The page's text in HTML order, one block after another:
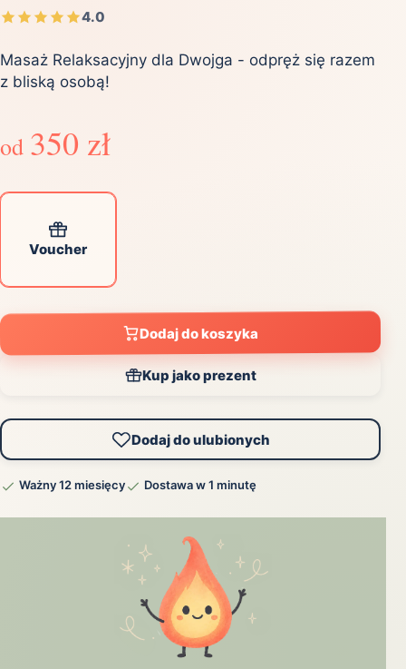
4.0
Masaż Relaksacyjny dla Dwojga - odpręż się razem
z bliską osobą!
od 350 zł
Voucher
Dodaj do koszyka
Kup jako prezent
Dodaj do ulubionych
Ważny 12 miesięcy Dostawa w 1 minutę